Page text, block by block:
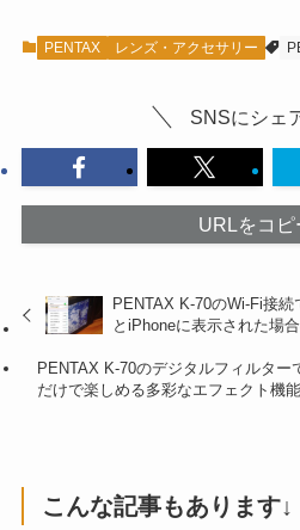
PENTAX レンズ・アクセサリー
SNSにシェ
URLをコピ
PENTAX K-70のWi-Fi接続
とiPhoneに表示された場
PENTAX K-70のデジタルフィルター
だけで楽しめる多彩なエフェクト機能
こんな記事もあります↓